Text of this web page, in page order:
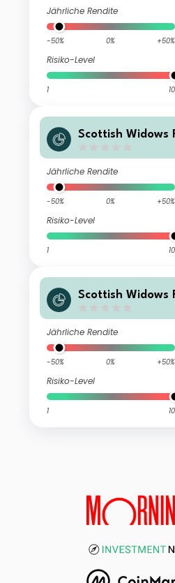
Jährliche Rendite
-50% 0% +50%
Risiko-Level
1 10
Scottish Widows
Jährliche Rendite
-50% 0% +50%
Risiko-Level
1 10
Scottish Widows
Jährliche Rendite
-50% 0% +50%
Risiko-Level
1 10